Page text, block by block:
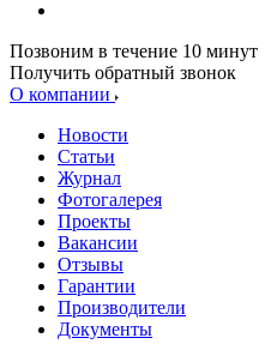
Позвоним в течение 10 минут
Получить обратный звонок
О компании
Новости
Статьи
Журнал
Фотогалерея
Проекты
Вакансии
Отзывы
Гарантии
Производители
Документы